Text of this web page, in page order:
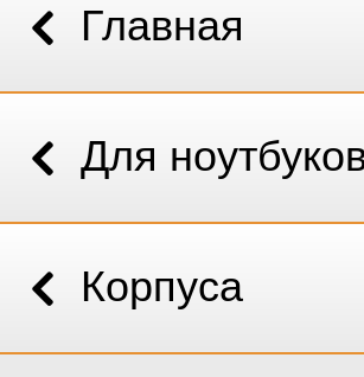
Главная
Для
Корпуса